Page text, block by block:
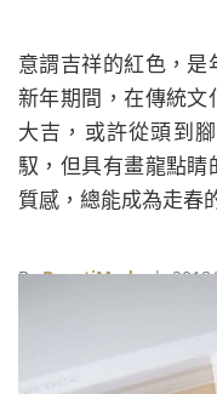
意謂吉祥的紅色，
新年期間，在傳統文
大吉，或許從頭到
馭，但具有畫龍點
質感，總能成為走春
ByBeautiMode| 2018/